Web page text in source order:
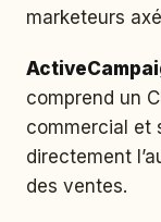
marketeurs
comprend un
commercial et
directement
des ventes.